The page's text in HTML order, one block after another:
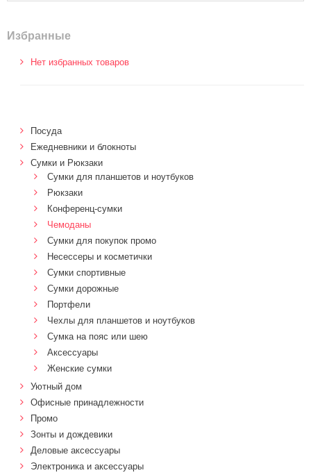
Избранные
Нет избранных товаров
Посуда
Ежедневники и блокноты
Сумки и Рюкзаки
Сумки для планшетов и ноутбуков
Рюкзаки
Конференц-сумки
Чемоданы
Сумки для покупок промо
Несессеры и косметички
Сумки спортивные
Сумки дорожные
Портфели
Чехлы для планшетов и ноутбуков
Сумка на пояс или шею
Аксессуары
Женские сумки
Уютный дом
Офисные принадлежности
Промо
Зонты и дождевики
Деловые аксессуары
Электроника и аксессуары